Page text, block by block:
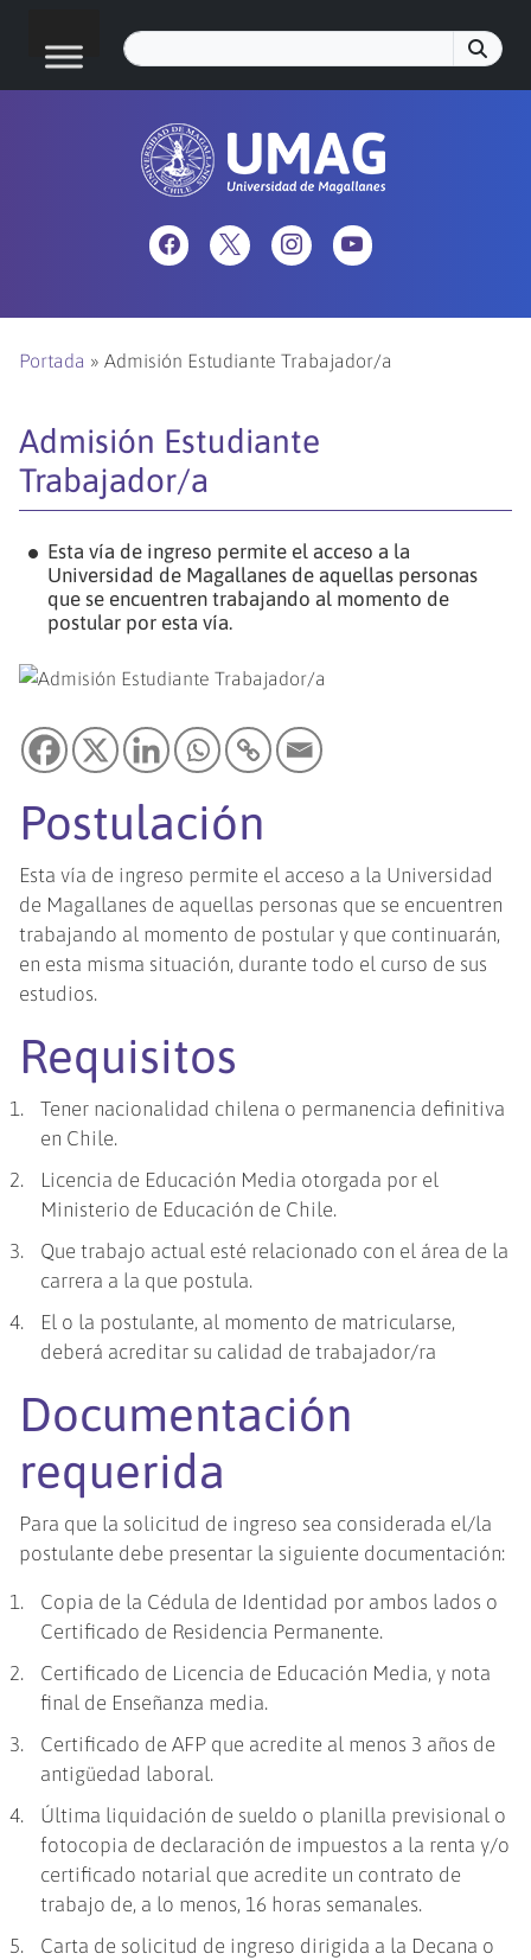
Portada » Admisión Estudiante Trabajador/a
Admisión Estudiante
Trabajador/a
Esta vía de ingreso permite el acceso a la
Universidad de Magallanes de aquellas personas
que se encuentren trabajando al momento de
postular por esta vía.
Postulación
Esta vía de ingreso permite el acceso a la Universidad
de Magallanes de aquellas personas que se encuentren
trabajando al momento de postular y que continuarán,
en esta misma situación, durante todo el curso de sus
estudios.
Requisitos
Tener nacionalidad chilena o permanencia definitiva
en Chile.
Licencia de Educación Media otorgada por el
Ministerio de Educación de Chile.
Que trabajo actual esté relacionado con el área de la
carrera a la que postula.
El o la postulante, al momento de matricularse,
deberá acreditar su calidad de trabajador/ra
Documentación
requerida
Para que la solicitud de ingreso sea considerada el/la
postulante debe presentar la siguiente documentación:
Copia de la Cédula de Identidad por ambos lados o
Certificado de Residencia Permanente.
Certificado de Licencia de Educación Media, y nota
final de Enseñanza media.
Certificado de AFP que acredite al menos 3 años de
antigüedad laboral.
Última liquidación de sueldo o planilla previsional o
fotocopia de declaración de impuestos a la renta y/o
certificado notarial que acredite un contrato de
trabajo de, a lo menos, 16 horas semanales.
Carta de solicitud de ingreso dirigida a la Decana o